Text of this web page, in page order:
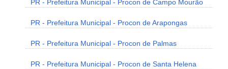
PR - Prefeitura Municipal - Procon de Campo Mourão
PR - Prefeitura Municipal - Procon de Arapongas
PR - Prefeitura Municipal - Procon de Palmas
PR - Prefeitura Municipal - Procon de Santa Helena